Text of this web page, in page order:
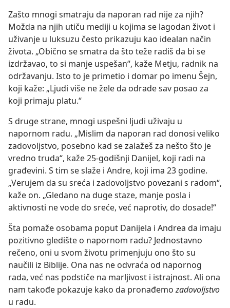
Zašto mnogi smatraju da naporan rad nije za njih?
Možda na njih utiču mediji u kojima se lagodan život i
uživanje u luksuzu često prikazuju kao idealan način
života. „Obično se smatra da što teže radiš da bi se
izdržavao, to si manje uspešan“, kaže Metju, radnik na
održavanju. Isto to je primetio i domar po imenu Šejn,
koji kaže: „Ljudi više ne žele da odrade sav posao za
koji primaju platu.“
S druge strane, mnogi uspešni ljudi uživaju u
napornom radu. „Mislim da naporan rad donosi veliko
zadovoljstvo, posebno kad se zalažeš za nešto što je
vredno truda“, kaže 25-godišnji Danijel, koji radi na
građevini. S tim se slaže i Andre, koji ima 23 godine.
„Verujem da su sreća i zadovoljstvo povezani s radom“,
kaže on. „Gledano na duge staze, manje posla i
aktivnosti ne vode do sreće, već naprotiv, do dosade!“
Šta pomaže osobama poput Danijela i Andrea da imaju
pozitivno gledište o napornom radu? Jednostavno
rečeno, oni u svom životu primenjuju ono što su
naučili iz Biblije. Ona nas ne odvraća od napornog
rada, već nas podstiče na marljivost i istrajnost. Ali ona
nam takođe pokazuje kako da pronađemozadovoljstvo
u radu.